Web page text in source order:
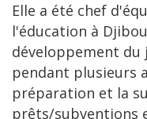
Elle a été chef
l'éducation à
développement du
pendant plusieurs
préparation et la
prêts/subventions